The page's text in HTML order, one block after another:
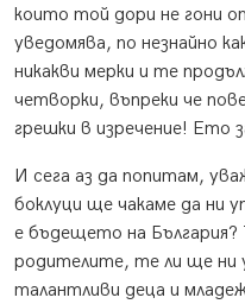
които той дори не гони
уведомява, по незнайно
никакви мерки и те
четворки, въпреки че
грешки в изречение! Ето
И сега аз да попитам,
боклуци ще чакаме да ни
е бъдещето на България?
родителите, те ли ще ни
талантливи деца и